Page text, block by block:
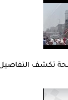
تكشف التفاصيل